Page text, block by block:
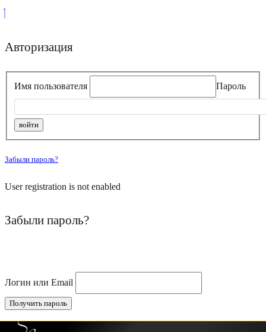
Авторизация
Имя пользователя Пароль
Забыли пароль?
User registration is not enabled
Забыли пароль?
Логин или Email